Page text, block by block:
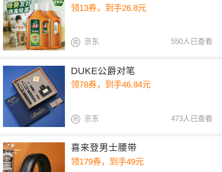
领13券，到手26.8元
550人已查看
京东
DUKE公爵对笔
领78券，到手46.84元
473人已查看
京东
喜来登男士腰带
领179券，到手49元